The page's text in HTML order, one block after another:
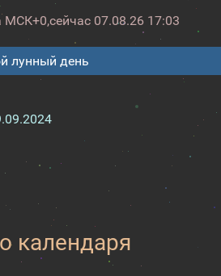
МСК+0,сейчас 07.08.26 17:03
лунный день
календаря